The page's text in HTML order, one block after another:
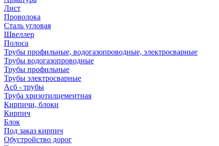
Лист
Проволока
Сталь угловая
Швеллер
Полоса
Трубы профильные, водогазопроводные, электросварные
Трубы водогазопроводные
Трубы профильные
Трубы электросварные
Асб - трубы
Труба хризотилцементная
Кирпичи, блоки
Кирпич
Блок
Под заказ кирпич
Обустройство дорог